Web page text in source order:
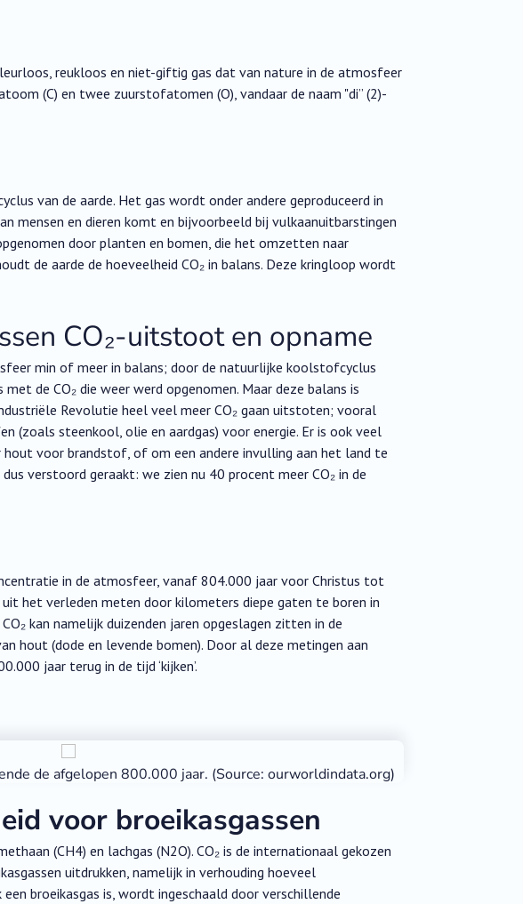
reukloos en niet-giftig gas dat van nature in de atmosfeer
(C) en twee zuurstofatomen (O), vandaar de naam "di” (2)-
van de aarde. Het gas wordt onder andere geproduceerd in
mensen en dieren komt en bijvoorbeeld bij vulkaanuitbarstingen
door planten en bomen, die het omzetten naar
de aarde de hoeveelheid CO₂ in balans. Deze kringloop wordt
CO₂-uitstoot en opname
min of meer in balans; door de natuurlijke koolstofcyclus
de CO₂ die weer werd opgenomen. Maar deze balans is
Revolutie heel veel meer CO₂ gaan uitstoten; vooral
(zoals steenkool, olie en aardgas) voor energie. Er is ook veel
hout voor brandstof, of om een andere invulling aan het land te
verstoord geraakt: we zien nu 40 procent meer CO₂ in de
in de atmosfeer, vanaf 804.000 jaar voor Christus tot
uit het verleden meten door kilometers diepe gaten te boren in
kan namelijk duizenden jaren opgeslagen zitten in de
hout (dode en levende bomen). Door al deze metingen aan
jaar terug in de tijd ‘kijken’.
de afgelopen 800.000 jaar. (Source: ourworldindata.org)
voor broeikasgassen
(CH4) en lachgas (N2O). CO₂ is de internationaal gekozen
uitdrukken, namelijk in verhouding hoeveel
broeikasgas is, wordt ingeschaald door verschillende